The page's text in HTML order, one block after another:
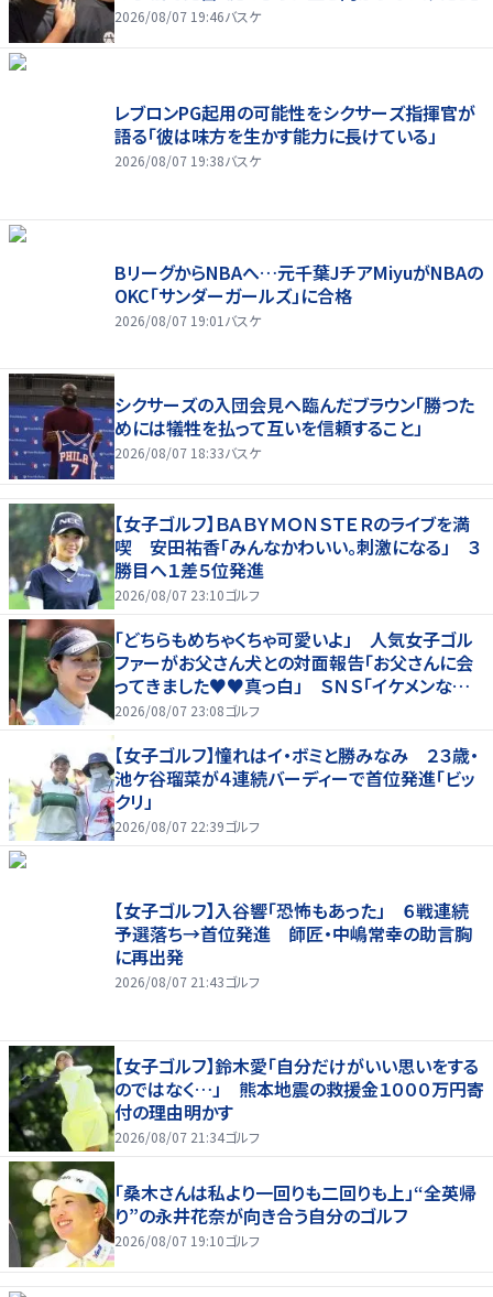
2026/08/07 19:46バスケ
レブロンPG起用の可能性をシクサーズ指揮官が
語る「彼は味方を生かす能力に長けている」
2026/08/07 19:38バスケ
BリーグからNBAへ…元千葉JチアMiyuがNBAの
OKC「サンダーガールズ」に合格
2026/08/07 19:01 バスケ
シクサーズの入団会見へ臨んだブラウン「勝つた
めには犠牲を払って互いを信頼すること」
2026/08/07 18:33バスケ
【女子ゴルフ】ＢＡＢＹＭＯＮＳＴＥＲのライブを満
喫 安田祐香「みんなかわいい。刺激になる」 ３
勝目へ１差５位発進
2026/08/07 23:10ゴルフ
「どちらもめちゃくちゃ可愛いよ」 人気女子ゴル
ファーがお父さん犬との対面報告「お父さんに会
ってきました♥♥真っ白」 ＳＮＳ「イケメンなお
父さん」「白戸家入りするんですか？」
2026/08/07 23:08ゴルフ
【女子ゴルフ】憧れはイ・ボミと勝みなみ ２３歳・
池ケ谷瑠菜が４連続バーディーで首位発進「ビッ
クリ」
2026/08/07 22:39ゴルフ
【女子ゴルフ】入谷響「恐怖もあった」 ６戦連続
予選落ち→首位発進 師匠・中嶋常幸の助言胸
に再出発
2026/08/07 21:43ゴルフ
【女子ゴルフ】鈴木愛「自分だけがいい思いをする
のではなく…」 熊本地震の救援金１０００万円寄
付の理由明かす
2026/08/07 21:34ゴルフ
「桑木さんは私より一回りも二回りも上」“全英帰
り”の永井花奈が向き合う自分のゴルフ
2026/08/07 19:10ゴルフ